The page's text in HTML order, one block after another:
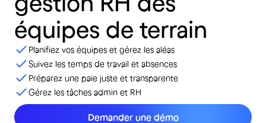
équipes de terrain
Planifiez vos équipes et gérez les aléas
Suivez les temps de travail et absences
Préparez une paie juste et transparente
Gérez les tâches admin et RH
Demander une démo